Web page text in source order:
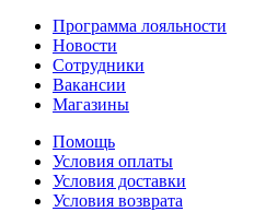
Программа лояльности
Новости
Сотрудники
Вакансии
Магазины
Помощь
Условия оплаты
Условия доставки
Условия возврата